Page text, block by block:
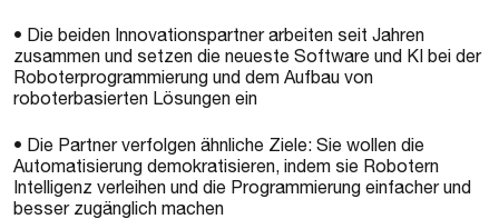
• Die beiden Innovationspartner arbeiten seit Jahren
zusammen und setzen die neueste Software und KI bei der
Roboterprogrammierung und dem Aufbau von
roboterbasierten Lösungen ein
• Die Partner verfolgen ähnliche Ziele: Sie wollen die
Automatisierung demokratisieren, indem sie Robotern
Intelligenz verleihen und die Programmierung einfacher und
besser zugänglich machen